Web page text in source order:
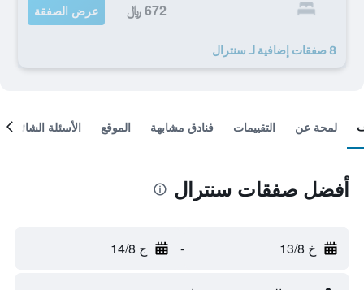
672 ﷼ عرض الصفقة
8 صفقات إضافية لـ سنترال
لمحة عن التقييمات فنادق مشابهة الموقع الأسئلة الشائعة
أفضل صفقات سنترال
خ 13/8 - ج 14/8